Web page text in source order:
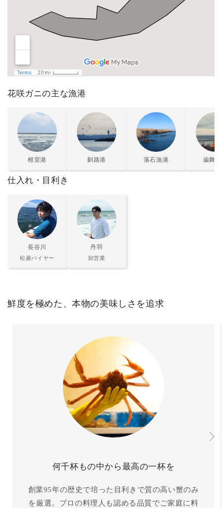
花咲ガニの主な漁港
根室港 釧路港 落石漁港 歯舞
仕入れ・目利き
長谷川
松菱バイヤー
丹羽
卸営業
鮮度を極めた、本物の美味しさを追求
何千杯もの中から最高の一杯を
創業95年の歴史で培った目利きで質の高い蟹のみ
を厳選。プロの料理人も認める品質でご家庭に料